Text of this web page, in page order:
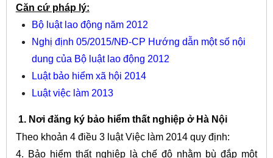
Căn cứ pháp lý:
Bộ luật lao động năm 2012
Nghị định 05/2015/NĐ-CP Hướng dẫn một số nội
dung của Bộ luật lao động 2012
Luật bảo hiểm xã hội 2014
Luật việc làm 2013
1. Nơi đăng ký bảo hiểm thất nghiệp ở Hà Nội
Theo khoản 4 điều 3 luật Việc làm 2014 quy định:
4. Bảo hiểm thất nghiệp là chế độ nhằm bù đắp một